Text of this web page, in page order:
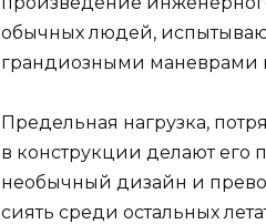
обычных людей,
грандиозными маневрами
Предельная нагрузка,
в конструкции делают его
необычный дизайн и
сиять среди остальных